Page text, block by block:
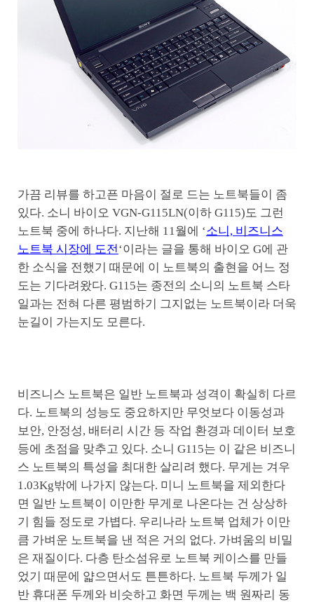
가끔 리뷰를 하고픈 마음이 절로 드는 노트북들이 좀
있다. 소니 바이오 VGN-G115LN(이하 G115)도 그런
노트북 중에 하나다. 지난해 11월에 ‘소니, 비즈니스
노트북 시장에 도전 ‘이라는 글을 통해 바이오 G에 관
한 소식을 전했기 때문에 이 노트북의 출현을 어느 정
도는 기다려왔다. G115는 종전의 소니의 노트북 스타
일과는 전혀 다른 평범하기 그지없는 노트북이라 더욱
눈길이 가는지도 모른다.
비즈니스 노트북은 일반 노트북과 성격이 확실히 다르
다. 노트북의 성능도 중요하지만 무엇보다 이동성과
보안, 안정성, 배터리 시간 등 작업 환경과 데이터 보호
등에 초점을 맞추고 있다. 소니 G115는 이 같은 비즈니
스 노트북의 특성을 최대한 살리려 했다. 무게는 겨우
1.03Kg밖에 나가지 않는다. 미니 노트북을 제외한다
면 일반 노트북이 이만한 무게로 나온다는 건 상상하
기 힘들 정도로 가볍다. 우리나라 노트북 업체가 이만
큼 가벼운 노트북을 낸 적은 거의 없다. 가벼움의 비밀
은 재질이다. 다층 탄소섬유로 노트북 케이스를 만들
었기 때문에 얇으면서도 튼튼하다. 노트북 두께가 일
반 휴대폰 두께와 비슷하고 화면 두께는 백 원짜리 동